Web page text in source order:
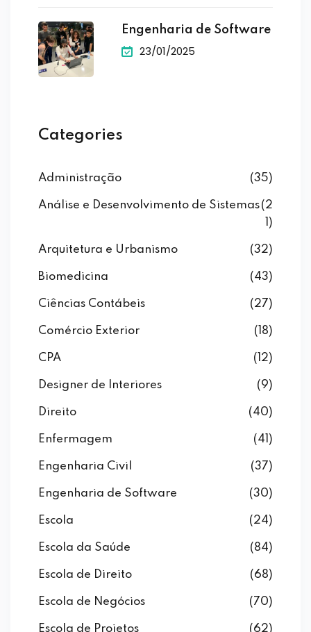
Engenharia de Software
23/01/2025
Categories
Administração (35)
Análise e Desenvolvimento de Sistemas(2
1)
Arquitetura e Urbanismo (32)
Biomedicina (43)
Ciências Contábeis (27)
Comércio Exterior (18)
CPA (12)
Designer de Interiores (9)
Direito (40)
Enfermagem (41)
Engenharia Civil (37)
Engenharia de Software (30)
Escola (24)
Escola da Saúde (84)
Escola de Direito (68)
Escola de Negócios (70)
Escola de Projetos (62)